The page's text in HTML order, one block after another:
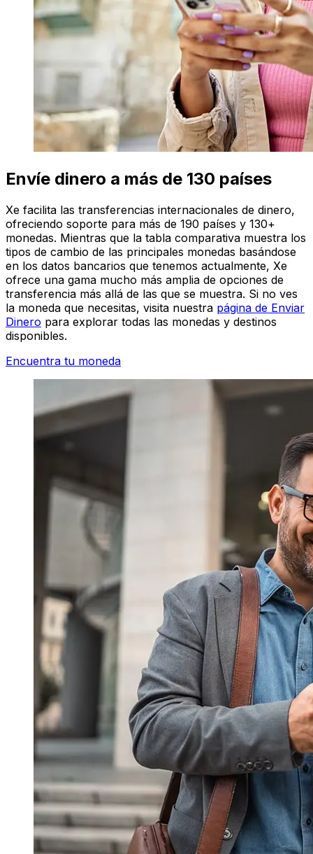
Envíe dinero a más de 130 países
Xe facilita las transferencias internacionales de dinero,
ofreciendo soporte para más de 190 países y 130+
monedas. Mientras que la tabla comparativa muestra los
tipos de cambio de las principales monedas basándose
en los datos bancarios que tenemos actualmente, Xe
ofrece una gama mucho más amplia de opciones de
transferencia más allá de las que se muestra. Si no ves
la moneda que necesitas, visita nuestra página de Enviar
Dinero para explorar todas las monedas y destinos
disponibles.
Encuentra tu moneda